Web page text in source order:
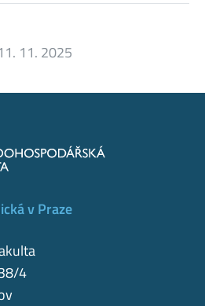
11. 2025
v Praze
4